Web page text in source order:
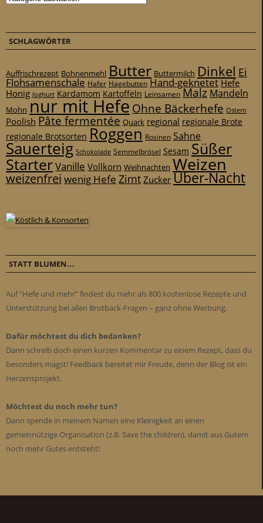
SCHLAGWÖRTER
Auffrischrezept Bohnenmehl Butter Buttermilch Dinkel Ei
Flohsamenschale Hafer Hagebutten Hand-geknetet Hefe
Honig Joghurt Kardamom Kartoffeln Leinsamen Malz Mandeln
Mohn nur mit Hefe Ohne Bäckerhefe Ostern
Poolish Pâte fermentée Quark regional regionale Brote
regionale Brotsorten Roggen Rosinen Sahne
Sauerteig Schokolade Semmelbrösel Sesam Süßer
StarterVanille Vollkorn Weihnachten Weizen
weizenfrei wenig Hefe ZimtZuckerÜber-Nacht
STATT BLUMEN…
Auf “Hefe und mehr” findest du mehr als 800 kostenlose Rezepte und
Unterstützung bei allen Brotback-Fragen – ganz ohne Werbung.
Dafür möchtest du dich bedanken?
Dann schreib doch einen kurzen Kommentar zu einem Rezept, dass du
besonders magst! Feedback bereitet mir Freude, denn der Blog ist ein
Herzensprojekt.
Möchtest du noch mehr tun?
Dann spende in meinem Namen eine Kleinigkeit an einen
gemeinnützige Organisation (z.B. Save the children), damit aus Gutem
noch mehr Gutes entsteht!